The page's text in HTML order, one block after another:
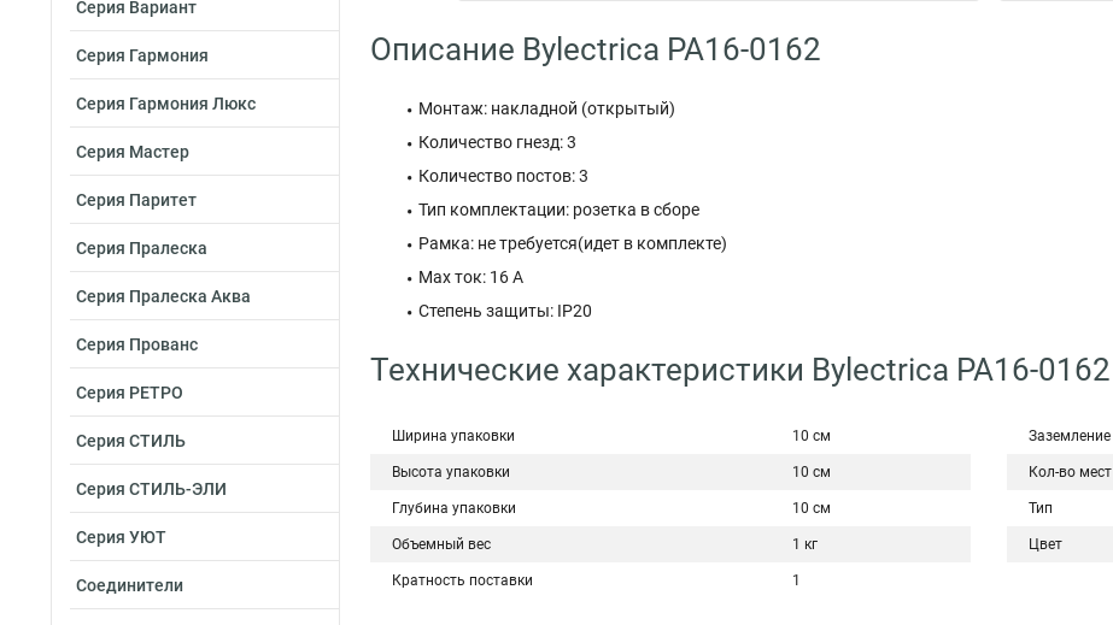
Серия Вариант
Серия Гармония
Серия Гармония Люкс
Серия Мастер
Серия Паритет
Серия Пралеска
Серия Пралеска Аква
Серия Прованс
Серия РЕТРО
Серия СТИЛЬ
Серия СТИЛЬ-ЭЛИ
Серия УЮТ
Соединители
Описание Bylectrica РА16-0162
Монтаж: накладной (открытый)
Количество гнезд: 3
Количество постов: 3
Тип комплектации: розетка в сборе
Рамка: не требуется(идет в комплекте)
Max ток: 16 А
Степень защиты: IP20
Технические характеристики Bylectrica РА16-0162
Ширина упаковки 10 см
Высота упаковки 10 см
Глубина упаковки 10 см
Объемный вес 1 кг
Кратность поставки 1
Заземление
Кол-во мест
Тип
Цвет